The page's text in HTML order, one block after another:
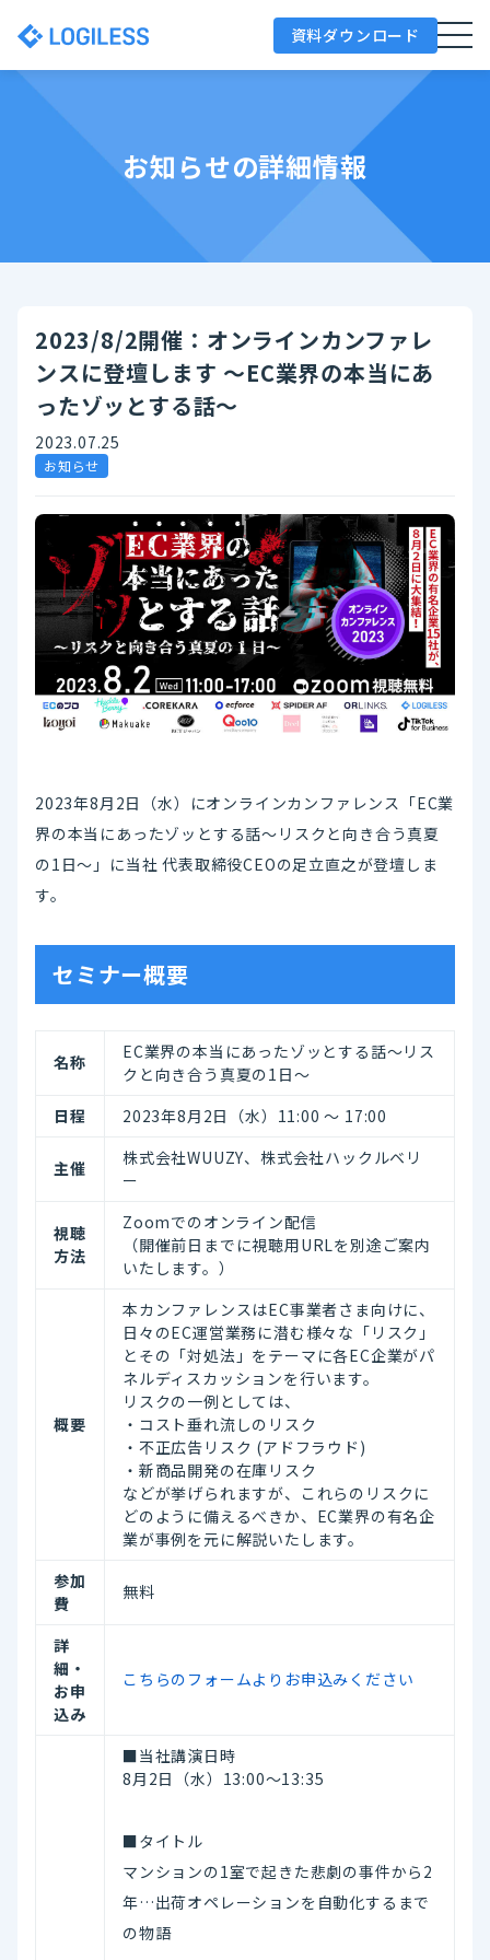
資料ダウンロード
お知らせの詳細情報
2023/8/2開催：オンラインカンファレ
ンスに登壇します ～EC業界の本当にあ
ったゾッとする話～
2023.07.25
お知らせ
2023年8月2日（水）にオンラインカンファレンス「EC業
界の本当にあったゾッとする話～リスクと向き合う真夏
の1日～」に当社 代表取締役CEOの足立直之が登壇しま
す。
セミナー概要
名称
EC業界の本当にあったゾッとする話～リス
クと向き合う真夏の1日～
日程
2023年8月2日（水）11:00 ～ 17:00
主催
株式会社WUUZY、株式会社ハックルベリ
ー
視聴
方法
Zoomでのオンライン配信
（開催前日までに視聴用URLを別途ご案内
いたします。）
概要
本カンファレンスはEC事業者さま向けに、
日々のEC運営業務に潜む様々な「リスク」
とその「対処法」をテーマに各EC企業がパ
ネルディスカッションを行います。
リスクの一例としては、
・コスト垂れ流しのリスク
・不正広告リスク (アドフラウド)
・新商品開発の在庫リスク
などが挙げられますが、これらのリスクに
どのように備えるべきか、EC業界の有名企
業が事例を元に解説いたします。
参加
費
無料
詳
細・
お申
込み
こちらのフォームよりお申込みください
■当社講演日時
8月2日（水）13:00～13:35
■タイトル
マンションの1室で起きた悲劇の事件から2
年…出荷オペレーションを自動化するまで
の物語